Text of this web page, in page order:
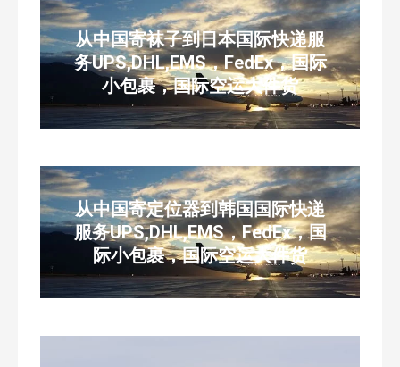
从中国寄袜子到日本国际快递服
务UPS,DHL,EMS，FedEx，国际
小包裹，国际空运大件货
从中国寄定位器到韩国国际快递
服务UPS,DHL,EMS，FedEx，国
际小包裹，国际空运大件货